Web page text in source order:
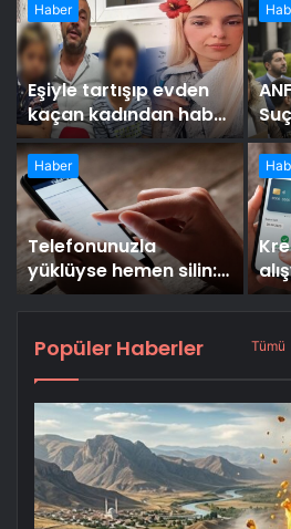
Haber
Eşiyle tartışıp evden
kaçan kadından haber
alınamıyor
Haber
Telefonunuzla
yüklüyse hemen silin:
Milyonlarca kişi
Popüler Haberler Tümü